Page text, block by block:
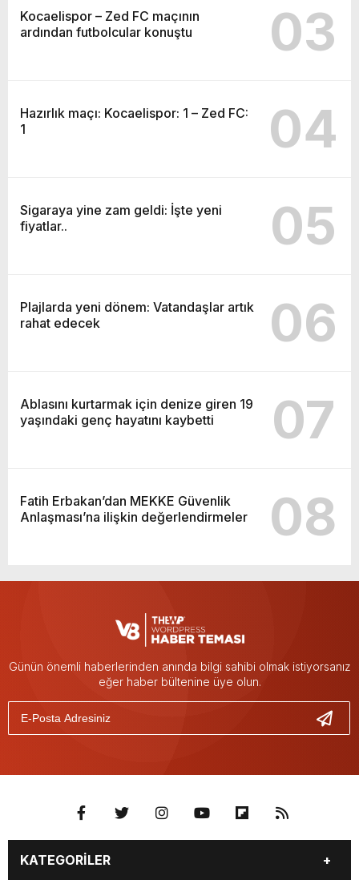
Kocaelispor – Zed FC maçının
ardından futbolcular konuştu
03
Hazırlık maçı: Kocaelispor: 1 – Zed FC:
1
04
Sigaraya yine zam geldi: İşte yeni
fiyatlar..
05
Plajlarda yeni dönem: Vatandaşlar artık
rahat edecek
06
Ablasını kurtarmak için denize giren 19
yaşındaki genç hayatını kaybetti
07
Fatih Erbakan’dan MEKKE Güvenlik
Anlaşması’na ilişkin değerlendirmeler
08
Günün önemli haberlerinden anında bilgi sahibi olmak istiyorsanız
eğer haber bültenine üye olun.
KATEGORİLER